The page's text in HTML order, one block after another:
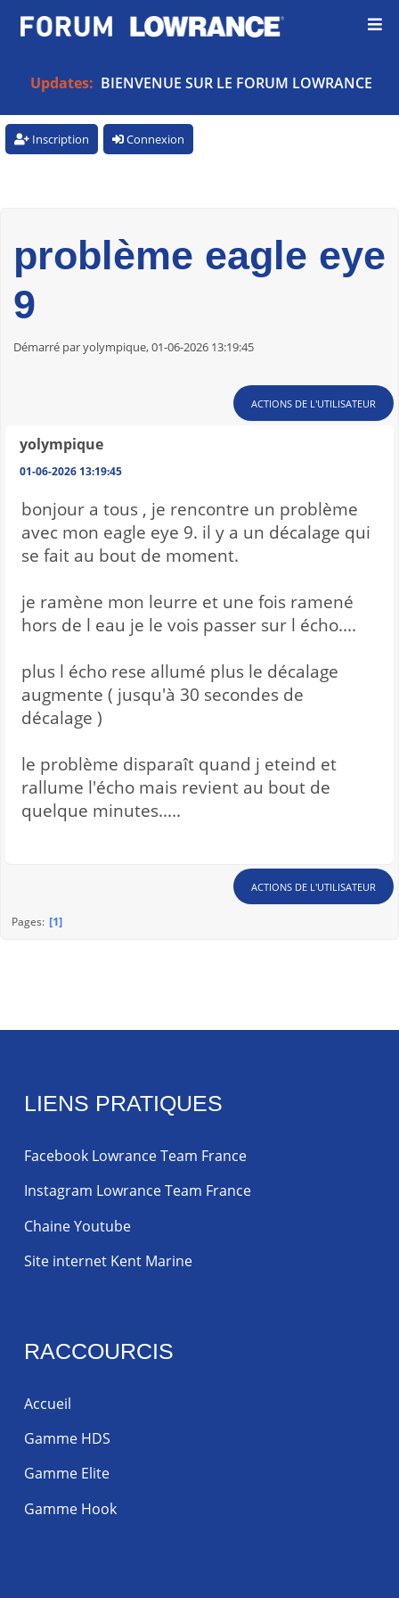
Updates: BIENVENUE SUR LE FORUM LOWRANCE
Inscription Connexion
problème eagle eye
9
Démarré par yolympique, 01-06-2026 13:19:45
ACTIONS DE L'UTILISATEUR
yolympique
01-06-2026 13:19:45
bonjour a tous , je rencontre un problème
avec mon eagle eye 9. il y a un décalage qui
se fait au bout de moment.
je ramène mon leurre et une fois ramené
hors de l eau je le vois passer sur l écho....
plus l écho rese allumé plus le décalage
augmente ( jusqu'à 30 secondes de
décalage )
le problème disparaît quand j eteind et
rallume l'écho mais revient au bout de
quelque minutes.....
ACTIONS DE L'UTILISATEUR
Pages 1
LIENS PRATIQUES
Facebook Lowrance Team France
Instagram Lowrance Team France
Chaine Youtube
Site internet Kent Marine
RACCOURCIS
Accueil
Gamme HDS
Gamme Elite
Gamme Hook